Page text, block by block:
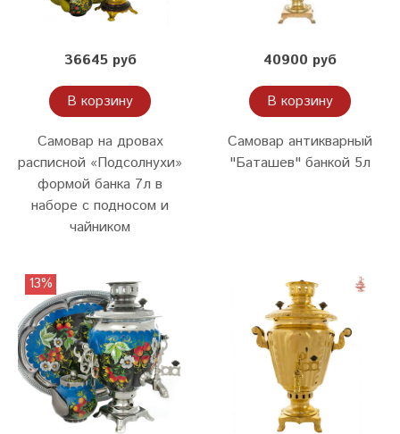
36645 руб
В корзину
Самовар на дровах
расписной «Подсолнухи»
формой банка 7л в
наборе с подносом и
чайником
40900 руб
В корзину
Самовар антикварный
"Баташев" банкой 5л
13%